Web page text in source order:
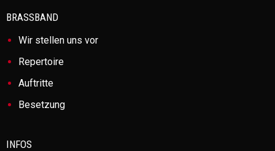
BRASSBAND
Wir stellen uns vor
Repertoire
Auftritte
Besetzung
INFOS